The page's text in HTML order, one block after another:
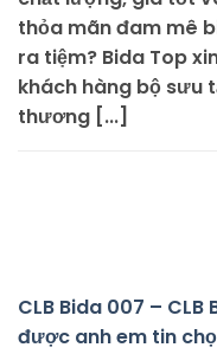
thỏa mãn đam mê
ra tiệm? Bida Top
khách hàng bộ sưu
thương [...]
CLB Bida 007 –
được anh em tin